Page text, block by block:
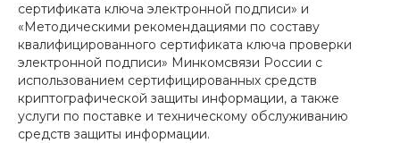
сертификата ключа электронной подписи» и
«Методическими рекомендациями по составу
квалифицированного сертификата ключа проверки
электронной подписи» Минкомсвязи России с
использованием сертифицированных средств
криптографической защиты информации, а также
услуги по поставке и техническому обслуживанию
средств защиты информации.